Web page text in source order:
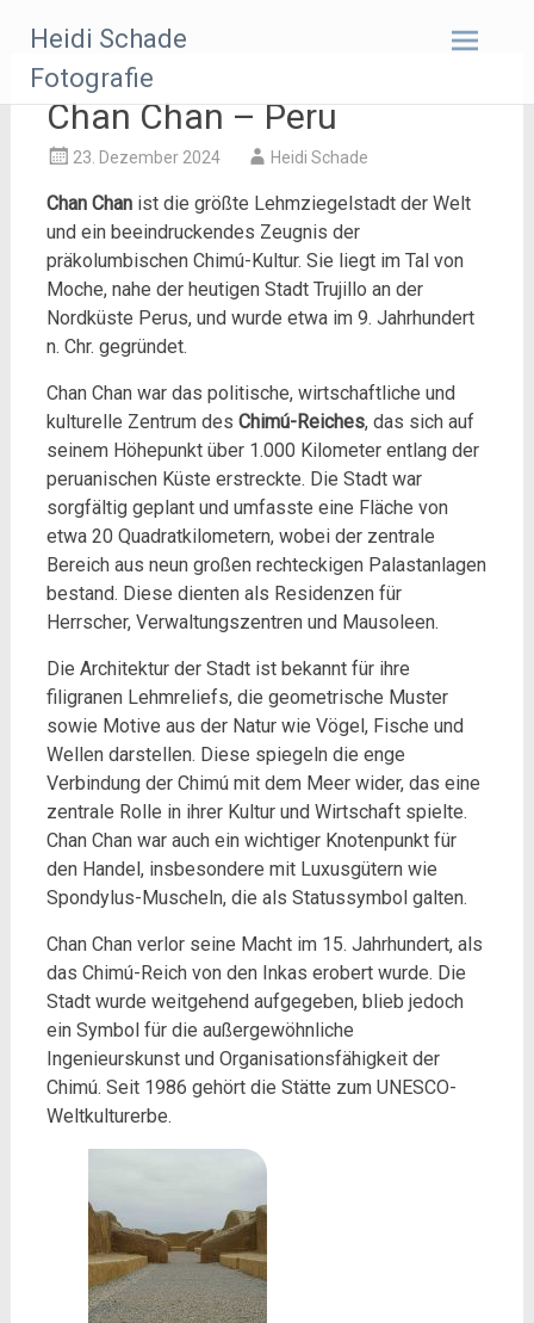
Inhalt
springen
Heidi Schade
Fotografie
Chan Chan – Peru
23. Dezember 2024 Heidi Schade
Chan Chanist die größte Lehmziegelstadt der Welt
und ein beeindruckendes Zeugnis der
präkolumbischen Chimú-Kultur. Sie liegt im Tal von
Moche, nahe der heutigen Stadt Trujillo an der
Nordküste Perus, und wurde etwa im 9. Jahrhundert
n. Chr. gegründet.
Chan Chan war das politische, wirtschaftliche und
kulturelle Zentrum des Chimú-Reiches, das sich auf
seinem Höhepunkt über 1.000 Kilometer entlang der
peruanischen Küste erstreckte. Die Stadt war
sorgfältig geplant und umfasste eine Fläche von
etwa 20 Quadratkilometern, wobei der zentrale
Bereich aus neun großen rechteckigen Palastanlagen
bestand. Diese dienten als Residenzen für
Herrscher, Verwaltungszentren und Mausoleen.
Die Architektur der Stadt ist bekannt für ihre
filigranen Lehmreliefs, die geometrische Muster
sowie Motive aus der Natur wie Vögel, Fische und
Wellen darstellen. Diese spiegeln die enge
Verbindung der Chimú mit dem Meer wider, das eine
zentrale Rolle in ihrer Kultur und Wirtschaft spielte.
Chan Chan war auch ein wichtiger Knotenpunkt für
den Handel, insbesondere mit Luxusgütern wie
Spondylus-Muscheln, die als Statussymbol galten.
Chan Chan verlor seine Macht im 15. Jahrhundert, als
das Chimú-Reich von den Inkas erobert wurde. Die
Stadt wurde weitgehend aufgegeben, blieb jedoch
ein Symbol für die außergewöhnliche
Ingenieurskunst und Organisationsfähigkeit der
Chimú. Seit 1986 gehört die Stätte zum UNESCO-
Weltkulturerbe.